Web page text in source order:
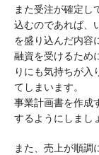
また受注が確定し
込むのであれば、
を盛り込んだ内容
融資を受けるため
りにも気持ちが入
てしまいます。
事業計画書を作成
するようにしまし
また、売上が順調